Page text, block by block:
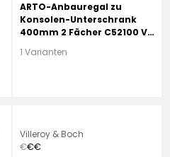
ARTO-Anbauregal zu
Konsolen-Unterschrank
400mm 2 Fächer C52100 VS
1 Varianten
Villeroy & Boch
€€€